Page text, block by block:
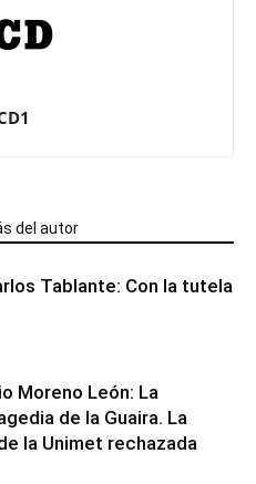
del autor
Tablante: Con la tutela
Moreno León: La
de la Guaira. La
la Unimet rechazada